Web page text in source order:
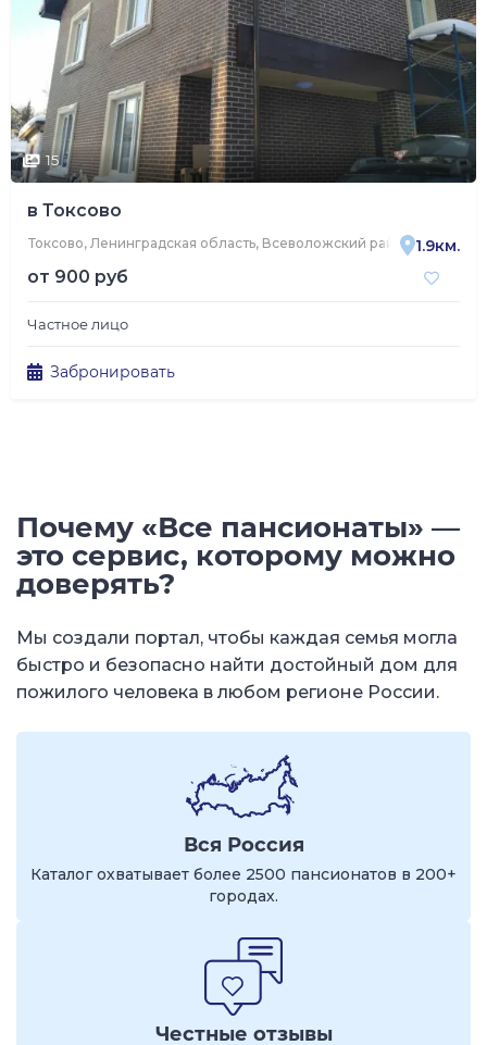
15
в Токсово
Токсово, Ленинградская область, Всеволожский район, 1.9км.
от 900 руб
Частное лицо
Забронировать
Почему «Все пансионаты» —
это сервис, которому можно
доверять?
Мы создали портал, чтобы каждая семья могла
быстро и безопасно найти достойный дом для
пожилого человека в любом регионе России.
Вся Россия
Каталог охватывает более 2500 пансионатов в 200+
городах.
Честные отзывы